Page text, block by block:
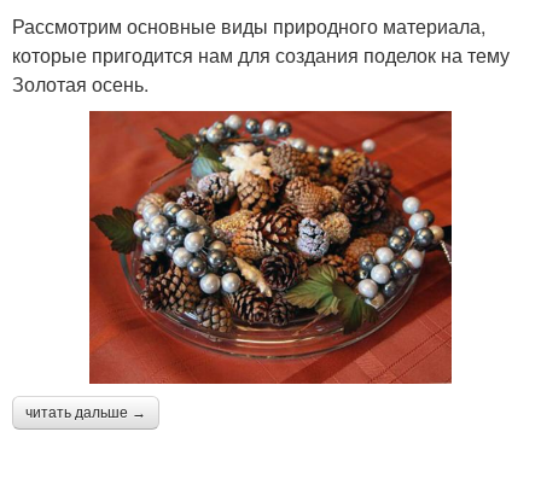
Рассмотрим основные виды природного материала,
которые пригодится нам для создания поделок на тему
Золотая осень.
читать дальше →